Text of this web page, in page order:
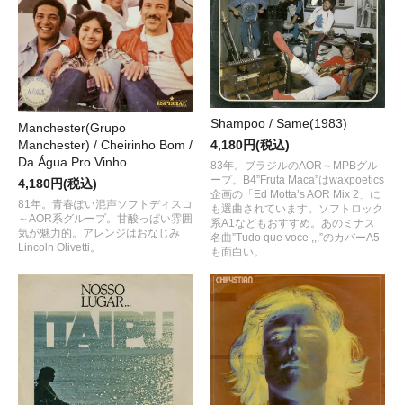
Manchester(Grupo
Manchester) / Cheirinho Bom /
Da Água Pro Vinho
4,180円(税込)
81年。青春ぽい混声ソフトディスコ
～AOR系グループ。甘酸っぱい雰囲
気が魅力的。アレンジはおなじみ
Lincoln Olivetti。
Shampoo / Same(1983)
4,180円(税込)
83年。ブラジルのAOR～MPBグル
ープ。B4”Fruta Maca”はwaxpoetics
企画の「Ed Motta’s AOR Mix 2」に
も選曲されています。ソフトロック
系A1などもおすすめ。あのミナス
名曲”Tudo que voce ,,,”のカバーA5
も面白い。